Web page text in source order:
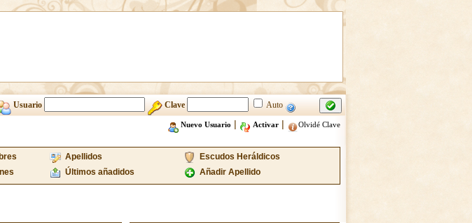
Usuario Clave Auto
Nuevo Usuario | Activar| Olvidé Clave
Apellidos
Escudos Heráldicos
Últimos añadidos Añadir Apellido